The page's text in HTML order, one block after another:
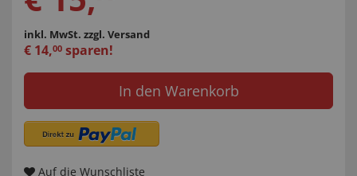
inkl. MwSt. zzgl. Versand
€ 14,00 sparen!
In den Warenkorb
Auf die Wunschliste